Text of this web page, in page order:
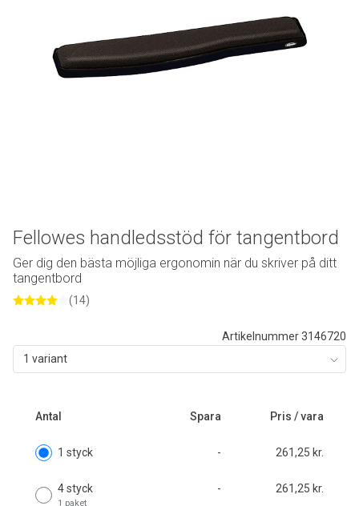
Artikelnummer 3146720
1 variant
Antal Spara Pris / vara
1 styck - 261,25 kr.
4 styck
1 paket
- 261,25 kr.
Fellowes handledsstöd för tangentbord
Ger dig den bästa möjliga ergonomin när du skriver på ditt
tangentbord
(14)